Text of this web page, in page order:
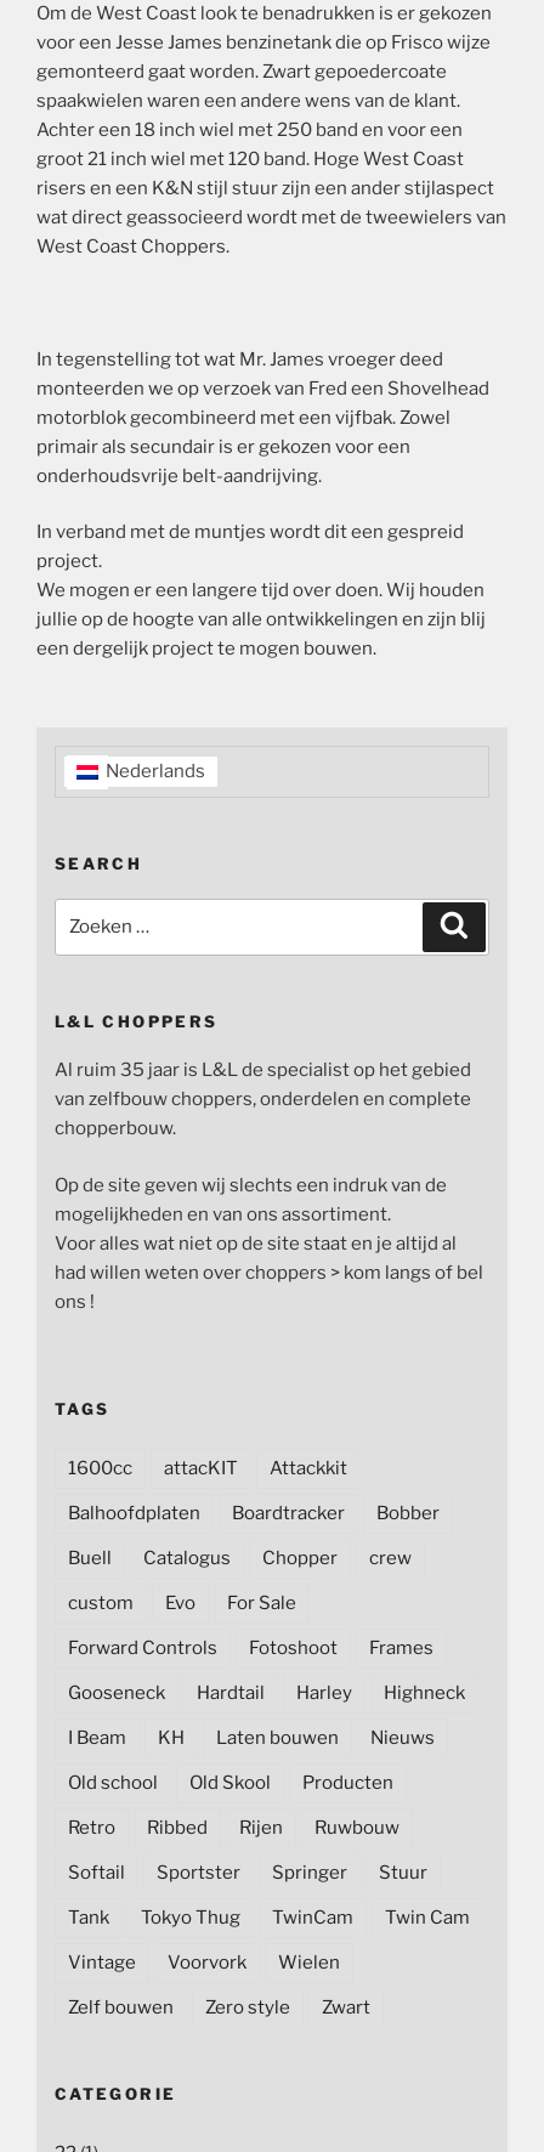
Om de West Coast look te benadrukken is er gekozen
voor een Jesse James benzinetank die op Frisco wijze
gemonteerd gaat worden. Zwart gepoedercoate
spaakwielen waren een andere wens van de klant.
Achter een 18 inch wiel met 250 band en voor een
groot 21 inch wiel met 120 band. Hoge West Coast
risers en een K&N stijl stuur zijn een ander stijlaspect
wat direct geassocieerd wordt met de tweewielers van
West Coast Choppers.
In tegenstelling tot wat Mr. James vroeger deed
monteerden we op verzoek van Fred een Shovelhead
motorblok gecombineerd met een vijfbak. Zowel
primair als secundair is er gekozen voor een
onderhoudsvrije belt-aandrijving.
In verband met de muntjes wordt dit een gespreid
project.
We mogen er een langere tijd over doen. Wij houden
jullie op de hoogte van alle ontwikkelingen en zijn blij
een dergelijk project te mogen bouwen.
Nederlands
SEARCH
naar:
L&L CHOPPERS
Al ruim 35 jaar is L&L de specialist op het gebied
van zelfbouw choppers, onderdelen en complete
chopperbouw.
Op de site geven wij slechts een indruk van de
mogelijkheden en van ons assortiment.
Voor alles wat niet op de site staat en je altijd al
had willen weten over choppers > kom langs of bel
ons !
TAGS
1600cc attacKIT Attackkit
Balhoofdplaten Boardtracker Bobber
Buell Catalogus Chopper crew
custom Evo For Sale
Forward Controls Fotoshoot Frames
Gooseneck Hardtail Harley Highneck
I Beam KH Laten bouwen Nieuws
Old school Old Skool Producten
Retro Ribbed Rijen Ruwbouw
Softail Sportster Springer Stuur
Tank Tokyo Thug TwinCam Twin Cam
Vintage Voorvork Wielen
Zelf bouwen Zero style Zwart
CATEGORIE